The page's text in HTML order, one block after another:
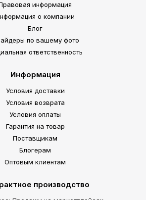
информация
о компании
Блог
по вашему фото
ответственность
Информация
Условия доставки
Условия возврата
Условия оплаты
Гарантия на товар
Поставщикам
Блогерам
Оптовым клиентам
производство